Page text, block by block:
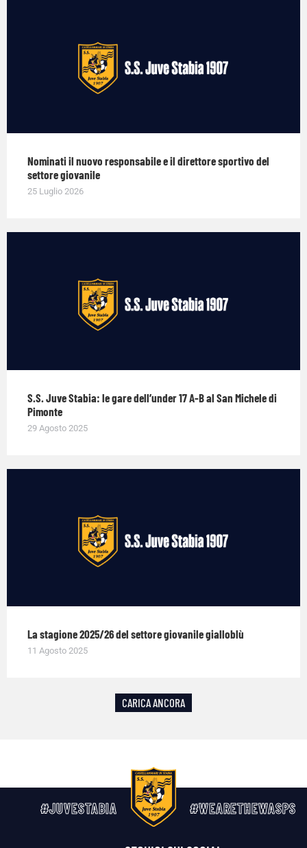
Nominati il nuovo responsabile e il direttore sportivo del
settore giovanile
25 Luglio 2026
S.S. Juve Stabia: le gare dell’under 17 A-B al San Michele di
Pimonte
29 Agosto 2025
La stagione 2025/26 del settore giovanile gialloblù
11 Agosto 2025
CARICA ANCORA
#JUVESTABIA #WEARETHEWASPS